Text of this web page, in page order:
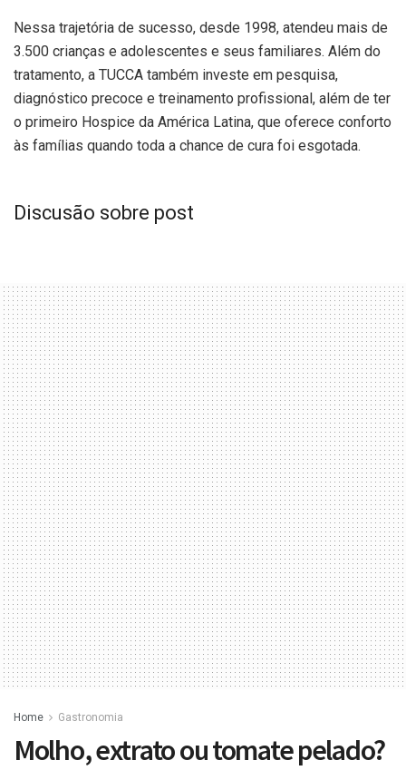
Nessa trajetória de sucesso, desde 1998, atendeu mais de
3.500 crianças e adolescentes e seus familiares. Além do
tratamento, a TUCCA também investe em pesquisa,
diagnóstico precoce e treinamento profissional, além de ter
o primeiro Hospice da América Latina, que oferece conforto
às famílias quando toda a chance de cura foi esgotada.
Discusão sobre post
Home Gastronomia
Molho, extrato ou tomate pelado?